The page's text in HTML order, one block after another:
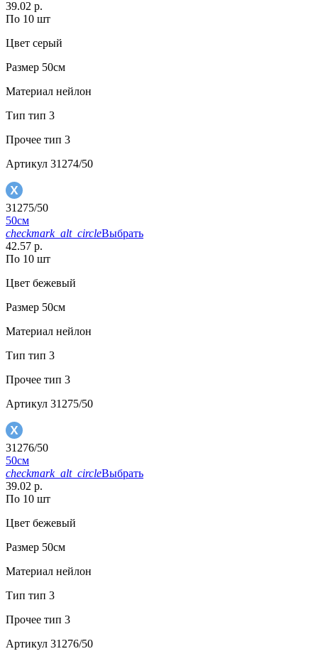
39.02 р.
По 10 шт
Цвет серый
Размер 50см
Материал нейлон
Тип тип 3
Прочее тип 3
Артикул 31274/50
31275/50
50см
checkmark_alt_circleВыбрать
42.57 р.
По 10 шт
Цвет бежевый
Размер 50см
Материал нейлон
Тип тип 3
Прочее тип 3
Артикул 31275/50
31276/50
50см
checkmark_alt_circleВыбрать
39.02 р.
По 10 шт
Цвет бежевый
Размер 50см
Материал нейлон
Тип тип 3
Прочее тип 3
Артикул 31276/50